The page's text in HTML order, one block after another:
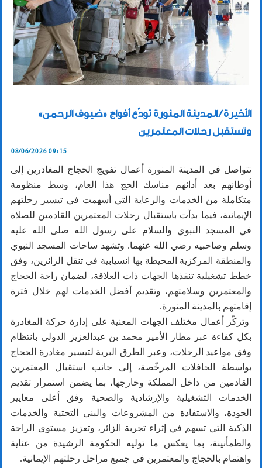
الأخيرة / المدينة المنورة تودّع أفواج «ضيوف الرحمن»
وتستقبل رحلات المعتمرين
08/06/2026 09:15
تتواصل في المدينة المنورة أعمال تفويج الحجاج المغادرين إلى
أوطانهم بعد أدائهم مناسك الحج هذا العام، وسط منظومة
متكاملة من الخدمات والرعاية التي أسهمت في تيسير رحلتهم
الإيمانية، فيما بدأت باستقبال رحلات المعتمرين القادمين للصلاة
في المسجد النبوي والسلام على رسول الله صلى الله عليه
وسلم وصاحبيه رضي الله عنهما. وتشهد ساحات المسجد النبوي
والمنطقة المركزية المحيطة بها انسيابية في تنقل الزائرين، وفق
خطط تشغيلية تنفذها الجهات ذات العلاقة، لضمان راحة الحجاج
والمعتمرين وسلامتهم، وتقديم أفضل الخدمات لهم خلال فترة
إقامتهم بالمدينة المنورة.
وتركّز أعمال مختلف الجهات المعنية على إدارة حركة المغادرة
بكل كفاءة عبر مطار الأمير محمد بن عبدالعزيز الدولي بانتظام
وفق مواعيد الرحلات، وعبر الطرق البرية لتيسير مغادرة الحجاج
بواسطة الحافلات المرخّصة، إلى جانب استقبال المعتمرين
القادمين من داخل المملكة وخارجها، بما يضمن استمرار تقديم
الخدمات التشغيلية والإرشادية والصحية وفق أعلى معايير
الجودة، والاستفادة من المشروعات والبنى التحتية والخدمات
الذكية التي تسهم في إثراء تجربة الزائر، وتعزيز مستوى الراحة
والطمأنينة، بما يعكس ما توليه الحكومة الرشيدة من عناية
واهتمام بالحجاج والمعتمرين في جميع مراحل رحلتهم الإيمانية.